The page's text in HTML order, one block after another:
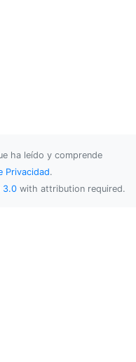
ha leído y comprende
Privacidad.
3.0 with attribution required.